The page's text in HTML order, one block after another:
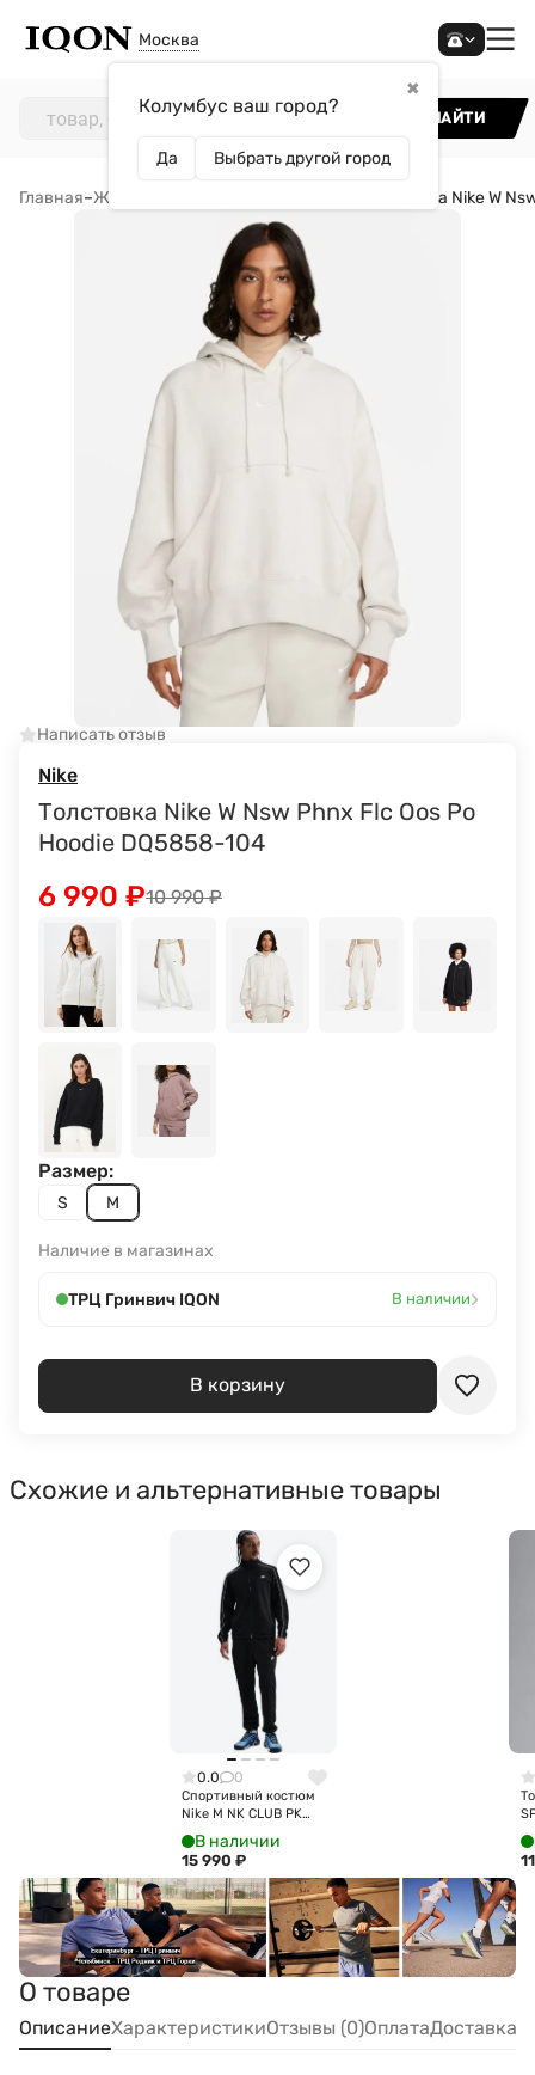
Москва
✖
Колумбус ваш город?
Да Выбрать другой город
НАЙТИ
Главная–Женщинам Толстовка Nike W
Написать отзыв
Nike
Толстовка Nike W Nsw Phnx Flc Oos Po
Hoodie DQ5858-104
10 990₽
6 990 ₽
S M
Размер:
Наличие в магазинах
ТРЦ Гринвич IQON В наличии›
В корзину
Схожие и альтернативные товары
0.0 0
Спортивный костюм
Nike M NK CLUB PK
TRK SUIT HV1444-010
В наличии
15 990 ₽
О товаре
ОписаниеХарактеристикиОтзывы (0)ОплатаДоставка